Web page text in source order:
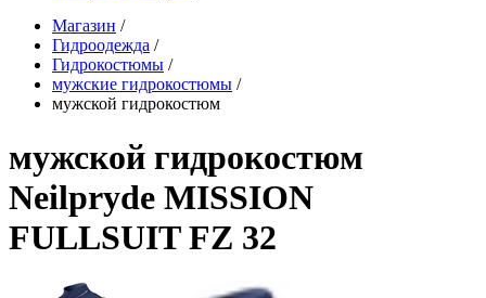
Магазин /
Гидроодежда /
Гидрокостюмы /
мужские гидрокостюмы /
мужской гидрокостюм
мужской гидрокостюм
Neilpryde MISSION
FULLSUIT FZ 32